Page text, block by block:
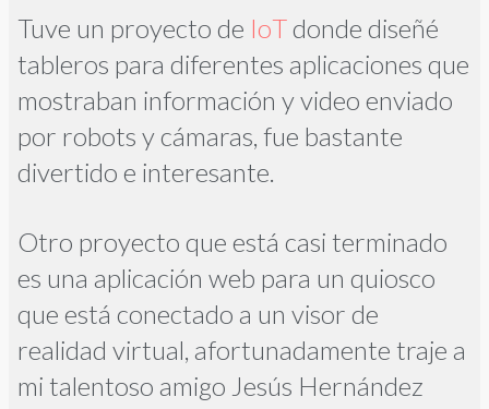
Tuve un proyecto de IoTdonde diseñé
tableros para diferentes aplicaciones que
mostraban información y video enviado
por robots y cámaras, fue bastante
divertido e interesante.
Otro proyecto que está casi terminado
es una aplicación web para un quiosco
que está conectado a un visor de
realidad virtual, afortunadamente traje a
mi talentoso amigo Jesús Hernández